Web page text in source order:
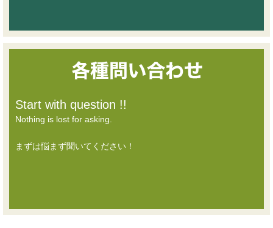
Start with question !!
Nothing is lost for asking.
まずは悩まず聞いてください！